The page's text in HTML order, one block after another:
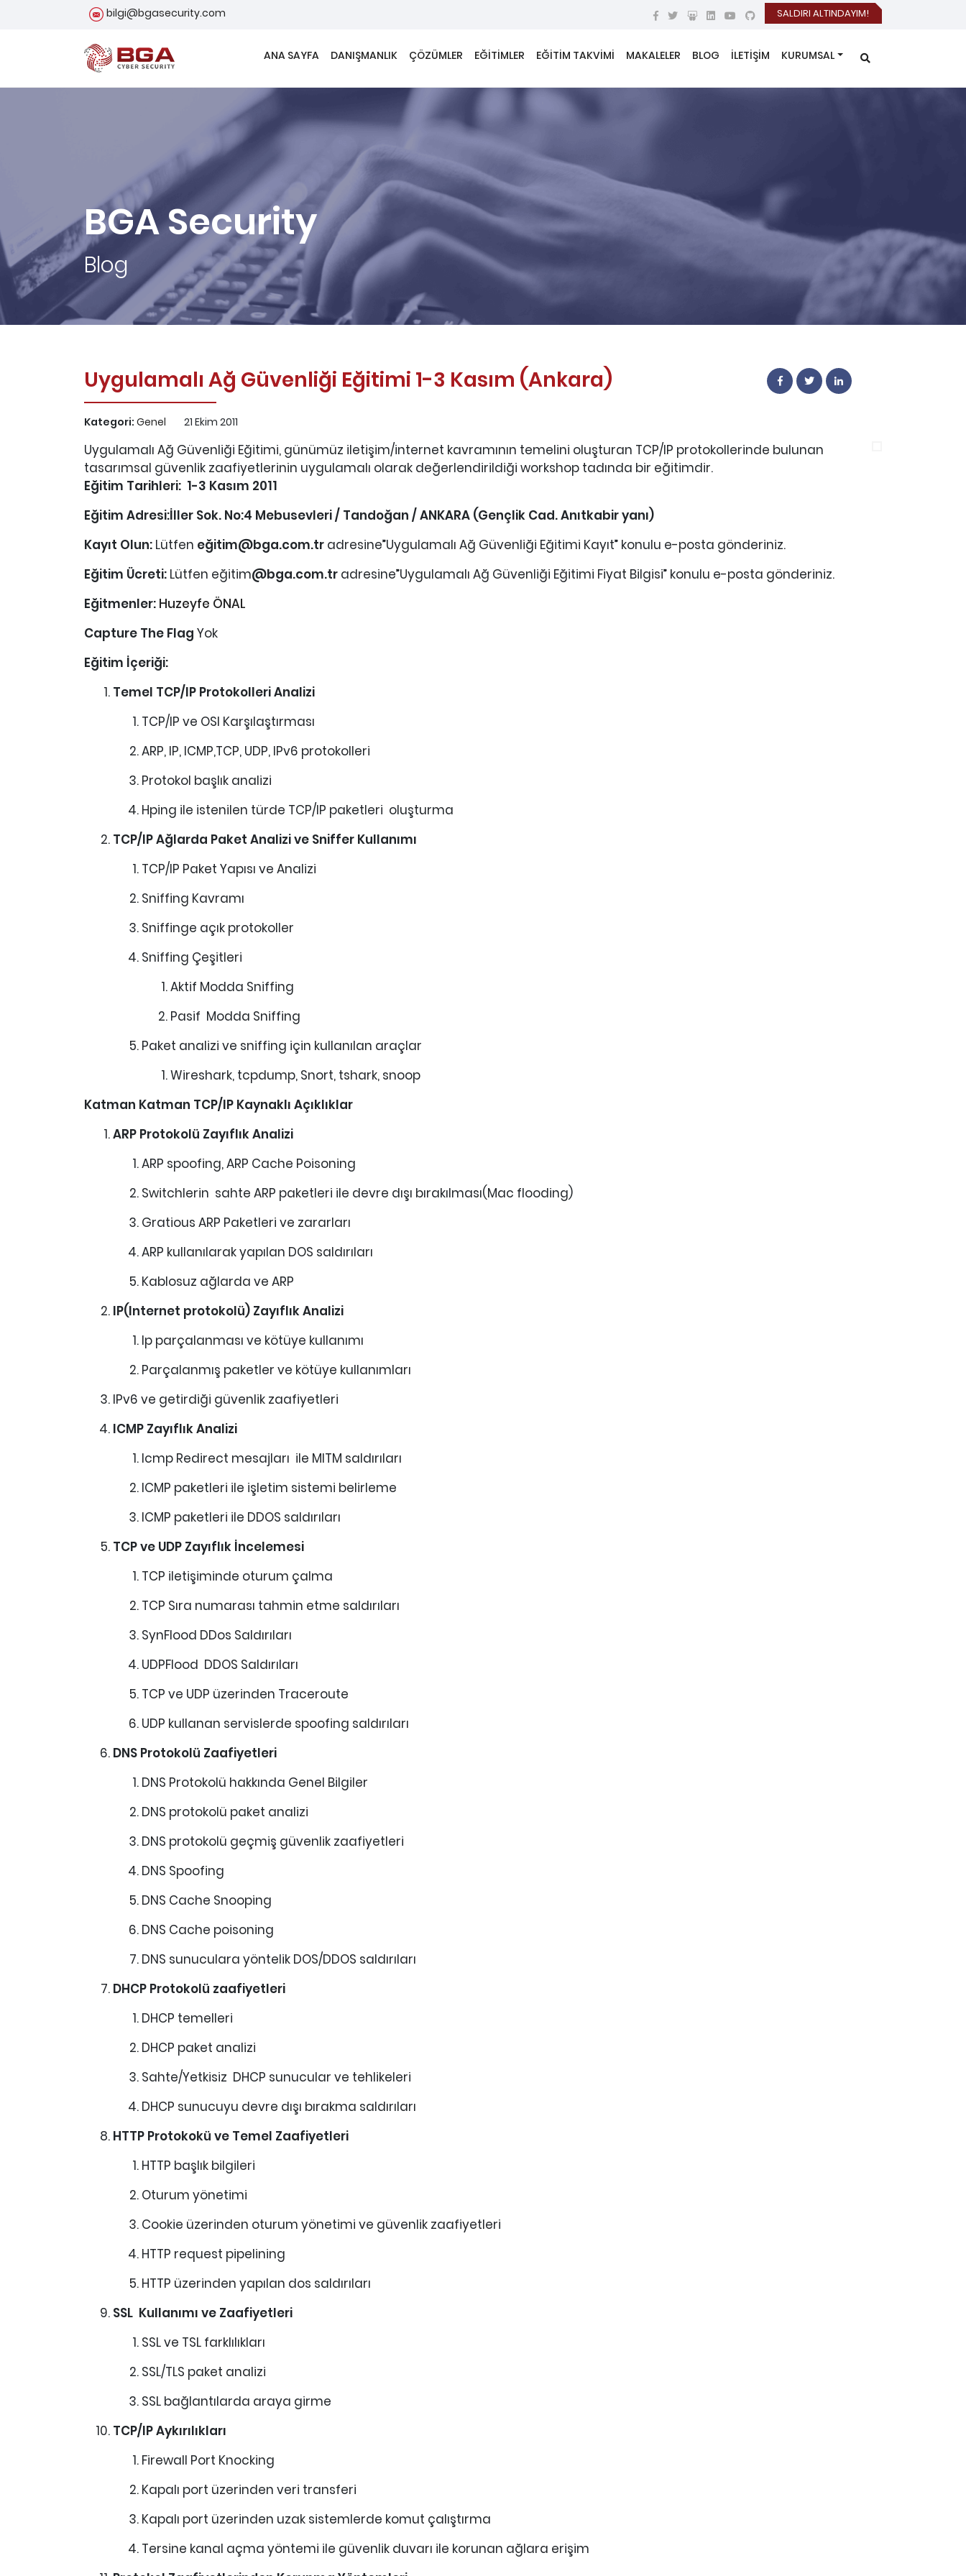
bilgi@bgasecurity.com SALDIRI ALTINDAYIM!
ANA SAYFA DANIŞMANLIK ÇÖZÜMLER EĞİTİMLER EĞİTİM TAKVİMİ MAKALELER BLOG İLETİŞİM KURUMSAL
BGA Security
Blog
Uygulamalı Ağ Güvenliği Eğitimi 1-3 Kasım (Ankara)
Kategori: Genel 21 Ekim 2011
Uygulamalı Ağ Güvenliği Eğitimi, günümüz iletişim/internet kavramının temelini oluşturan TCP/IP protokollerinde bulunan
tasarımsal güvenlik zaafiyetlerinin uygulamalı olarak değerlendirildiği workshop tadında bir eğitimdir.
Eğitim Tarihleri: 1-3 Kasım 2011
Eğitim Adresi:İller Sok. No:4 Mebusevleri / Tandoğan / ANKARA (Gençlik Cad. Anıtkabir yanı)
Kayıt Olun: Lütfen eğitim@bga.com.tr adresine”Uygulamalı Ağ Güvenliği Eğitimi Kayıt” konulu e-posta gönderiniz.
Eğitim Ücreti: Lütfen eğitim@bga.com.tr adresine”Uygulamalı Ağ Güvenliği Eğitimi Fiyat Bilgisi” konulu e-posta gönderiniz.
Eğitmenler: Huzeyfe ÖNAL
Capture The Flag Yok
Eğitim İçeriği:
Temel TCP/IP Protokolleri Analizi
TCP/IP ve OSI Karşılaştırması
ARP, IP, ICMP,TCP, UDP, IPv6 protokolleri
Protokol başlık analizi
Hping ile istenilen türde TCP/IP paketleri oluşturma
TCP/IP Ağlarda Paket Analizi ve Sniffer Kullanımı
TCP/IP Paket Yapısı ve Analizi
Sniffing Kavramı
Sniffinge açık protokoller
Sniffing Çeşitleri
Aktif Modda Sniffing
Pasif Modda Sniffing
Paket analizi ve sniffing için kullanılan araçlar
Wireshark, tcpdump, Snort, tshark, snoop
Katman Katman TCP/IP Kaynaklı Açıklıklar
ARP Protokolü Zayıflık Analizi
ARP spoofing, ARP Cache Poisoning
Switchlerin sahte ARP paketleri ile devre dışı bırakılması(Mac flooding)
Gratious ARP Paketleri ve zararları
ARP kullanılarak yapılan DOS saldırıları
Kablosuz ağlarda ve ARP
IP(Internet protokolü) Zayıflık Analizi
Ip parçalanması ve kötüye kullanımı
Parçalanmış paketler ve kötüye kullanımları
IPv6 ve getirdiği güvenlik zaafiyetleri
ICMP Zayıflık Analizi
Icmp Redirect mesajları ile MITM saldırıları
ICMP paketleri ile işletim sistemi belirleme
ICMP paketleri ile DDOS saldırıları
TCP ve UDP Zayıflık İncelemesi
TCP iletişiminde oturum çalma
TCP Sıra numarası tahmin etme saldırıları
SynFlood DDos Saldırıları
UDPFlood DDOS Saldırıları
TCP ve UDP üzerinden Traceroute
UDP kullanan servislerde spoofing saldırıları
DNS Protokolü Zaafiyetleri
DNS Protokolü hakkında Genel Bilgiler
DNS protokolü paket analizi
DNS protokolü geçmiş güvenlik zaafiyetleri
DNS Spoofing
DNS Cache Snooping
DNS Cache poisoning
DNS sunuculara yöntelik DOS/DDOS saldırıları
DHCP Protokolü zaafiyetleri
DHCP temelleri
DHCP paket analizi
Sahte/Yetkisiz DHCP sunucular ve tehlikeleri
DHCP sunucuyu devre dışı bırakma saldırıları
HTTP Protokokü ve Temel Zaafiyetleri
HTTP başlık bilgileri
Oturum yönetimi
Cookie üzerinden oturum yönetimi ve güvenlik zaafiyetleri
HTTP request pipelining
HTTP üzerinden yapılan dos saldırıları
SSL Kullanımı ve Zaafiyetleri
SSL ve TSL farklılıkları
SSL/TLS paket analizi
SSL bağlantılarda araya girme
TCP/IP Aykırılıkları
Firewall Port Knocking
Kapalı port üzerinden veri transferi
Kapalı port üzerinden uzak sistemlerde komut çalıştırma
Tersine kanal açma yöntemi ile güvenlik duvarı ile korunan ağlara erişim